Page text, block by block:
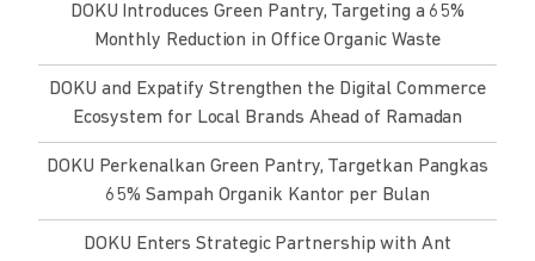
DOKU Introduces Green Pantry, Targeting a 65%
Monthly Reduction in Office Organic Waste
DOKU and Expatify Strengthen the Digital Commerce
Ecosystem for Local Brands Ahead of Ramadan
DOKU Perkenalkan Green Pantry, Targetkan Pangkas
65% Sampah Organik Kantor per Bulan
DOKU Enters Strategic Partnership with Ant